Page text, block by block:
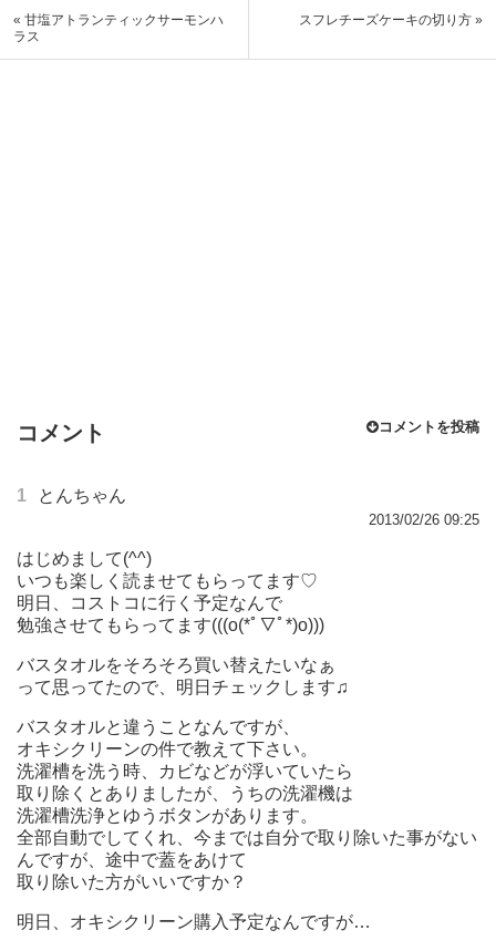
« 甘塩アトランティックサーモンハ
ラス
スフレチーズケーキの切り方 »
コメント コメントを投稿
1 とんちゃん
2013/02/26 09:25
はじめまして(^^)
いつも楽しく読ませてもらってます♡
明日、コストコに行く予定なんで
勉強させてもらってます(((o(*ﾟ▽ﾟ*)o)))
バスタオルをそろそろ買い替えたいなぁ
って思ってたので、明日チェックします♫
バスタオルと違うことなんですが、
オキシクリーンの件で教えて下さい。
洗濯槽を洗う時、カビなどが浮いていたら
取り除くとありましたが、うちの洗濯機は
洗濯槽洗浄とゆうボタンがあります。
全部自動でしてくれ、今までは自分で取り除いた事がない
んですが、途中で蓋をあけて
取り除いた方がいいですか？
明日、オキシクリーン購入予定なんですが…